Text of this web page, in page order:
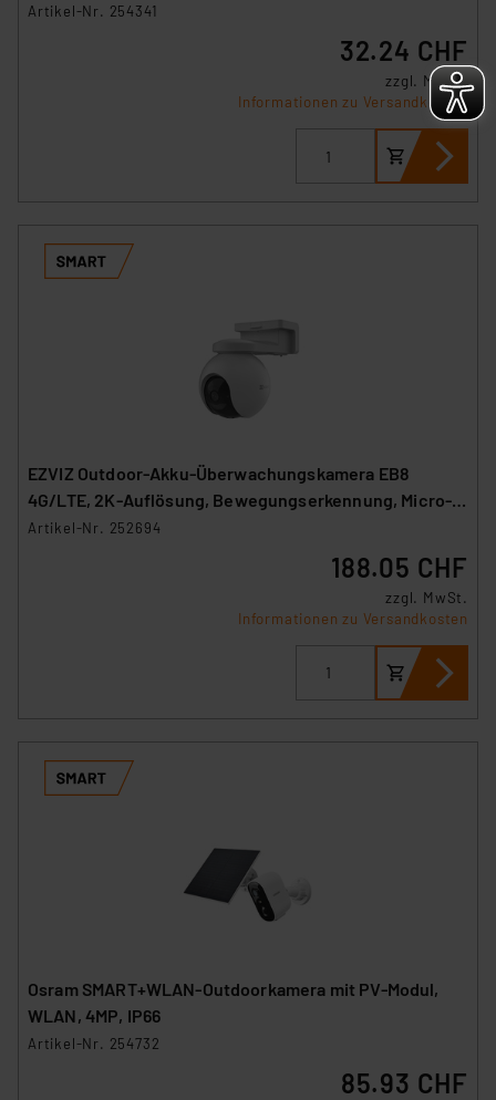
Artikel-Nr. 254341
32.24 CHF
zzgl. MwSt.
Informationen zu Versandkosten
EZVIZ Outdoor-Akku-Überwachungskamera EB8
4G/LTE, 2K-Auflösung, Bewegungserkennung, Micro-
SIM
Artikel-Nr. 252694
188.05 CHF
zzgl. MwSt.
Informationen zu Versandkosten
Osram SMART+WLAN-Outdoorkamera mit PV-Modul,
WLAN, 4MP, IP66
Artikel-Nr. 254732
85.93 CHF